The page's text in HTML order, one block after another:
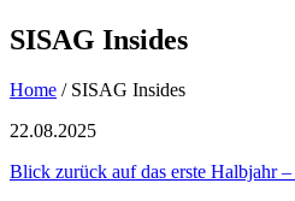
SISAG Insides
Home / SISAG Insides
22.08.2025
Blick zurück auf das erste Halbjahr